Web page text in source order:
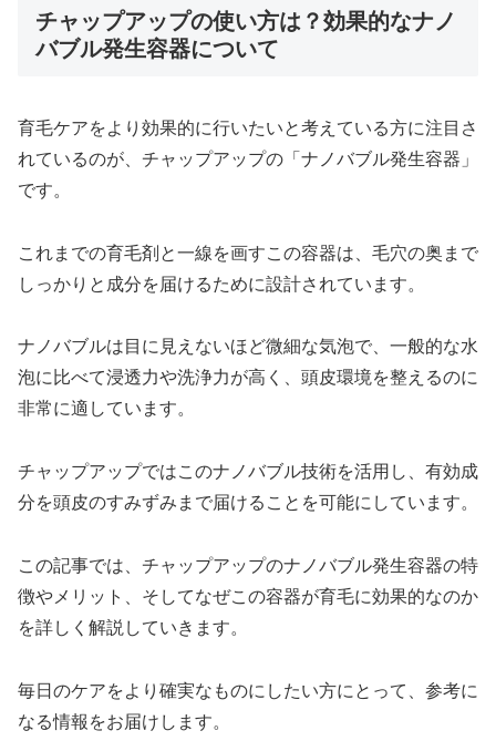
チャップアップの使い方は？効果的なナノ
バブル発生容器について
育毛ケアをより効果的に行いたいと考えている方に注目さ
れているのが、チャップアップの「ナノバブル発生容器」
です。
これまでの育毛剤と一線を画すこの容器は、毛穴の奥まで
しっかりと成分を届けるために設計されています。
ナノバブルは目に見えないほど微細な気泡で、一般的な水
泡に比べて浸透力や洗浄力が高く、頭皮環境を整えるのに
非常に適しています。
チャップアップではこのナノバブル技術を活用し、有効成
分を頭皮のすみずみまで届けることを可能にしています。
この記事では、チャップアップのナノバブル発生容器の特
徴やメリット、そしてなぜこの容器が育毛に効果的なのか
を詳しく解説していきます。
毎日のケアをより確実なものにしたい方にとって、参考に
なる情報をお届けします。